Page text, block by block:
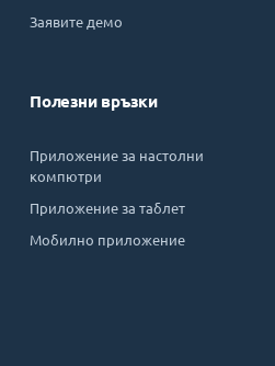
Заявите демо
Полезни връзки
Приложение за настолни
компютри
Приложение за таблет
Мобилно приложение